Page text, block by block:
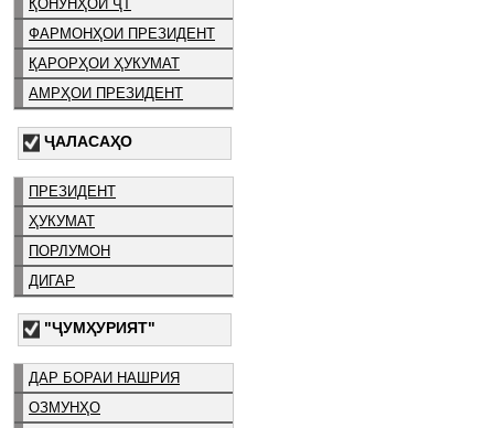
ҚОНУНҲОИ ҶТ
ФАРМОНҲОИ ПРЕЗИДЕНТ
ҚАРОРҲОИ ҲУКУМАТ
АМРҲОИ ПРЕЗИДЕНТ
ҶАЛАСАҲО
ПРЕЗИДЕНТ
ҲУКУМАТ
ПОРЛУМОН
ДИГАР
"ҶУМҲУРИЯТ"
ДАР БОРАИ НАШРИЯ
ОЗМУНҲО